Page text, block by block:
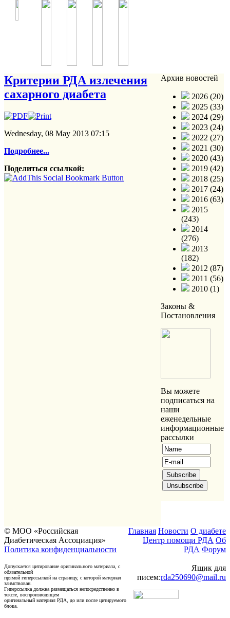
Критерии РДА излечения
сахарного диабета
Wednesday, 08 May 2013 07:15
Подробнее...
Поделиться ссылкой:
Архив новостей
2026 (20)
2025 (33)
2024 (29)
2023 (24)
2022 (27)
2021 (30)
2020 (43)
2019 (42)
2018 (25)
2017 (24)
2016 (63)
2015
(243)
2014
(276)
2013
(182)
2012 (87)
2011 (56)
2010 (1)
Законы &
Постановления
Вы можете
подписаться на
наши
еженедельные
информационные
рассылки
© МОО «Российская
Диабетическая Ассоциация»
Политика конфиденциальности
Допускается цитирование оригинального материала, с
обязательной
прямой гиперссылкой на страницу, с которой материал
заимствован.
Гиперссылка должна размещаться непосредственно в
тексте, воспроизводящем
оригинальный материал РДА, до или после цитируемого
блока.
Главная Новости О диабете
Центр помощи РДА Об
РДА Форум
Ящик для
писем:rda250690@mail.ru